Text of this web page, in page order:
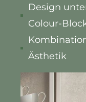
Design
Colour-
Ästhetik